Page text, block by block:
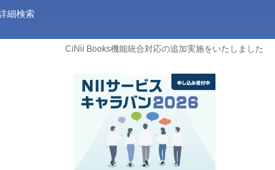
細検索
CiNii Books機能統合対応の追加実施をいたしました